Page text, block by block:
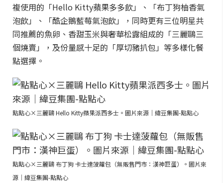
複使用的「Hello Kitty蘋果多多飲」、「布丁狗柚香氣
泡飲」、「酷企鵝藍莓氣泡飲」，同時更有三位明星共
同推薦的魚卵、香甜玉米與奢華松露組成的「三麗鷗三
個燒賣」，及份量感十足的「厚切豬扒包」等多樣化餐
點選擇。
點點心×三麗鷗 Hello Kitty蘋果派西多士。圖片來源｜緯豆集團-點點心
點點心×三麗鷗 布丁狗 卡士達菠蘿包（無販售門市：漢神巨蛋）。圖片來
源｜緯豆集團-點點心